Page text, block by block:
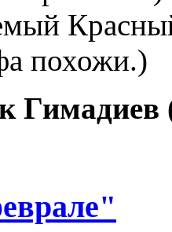
похожи.)
Гимадиев